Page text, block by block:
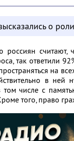
о
россиян
так ответили
на
в ней
числе с
того, право